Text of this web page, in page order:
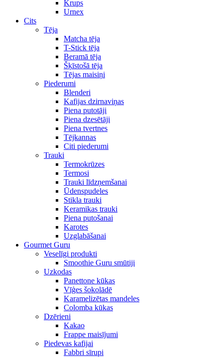
Krups
Urnex
Cits
Tēja
Matcha tēja
T-Stick tēja
Beramā tēja
Šķīstošā tēja
Tējas maisiņi
Piederumi
Blenderi
Kafijas dzirnaviņas
Piena putotāji
Piena dzesētāji
Piena tvertnes
Tējkannas
Citi piederumi
Trauki
Termokrūzes
Termosi
Trauki līdzņemšanai
Ūdenspudeles
Stikla trauki
Keramikas trauki
Piena putošanai
Karotes
Uzglabāšanai
Gourmet Guru
Veselīgi produkti
Smoothie Guru smūtiji
Uzkodas
Panettone kūkas
Vīģes šokolādē
Karamelizētas mandeles
Colomba kūkas
Dzērieni
Kakao
Frappe maisījumi
Piedevas kafijai
Fabbri sīrupi